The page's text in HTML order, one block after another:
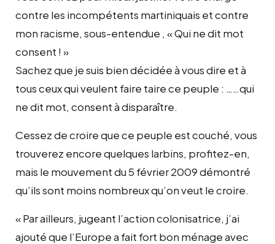
contre les incompétents martiniquais et contre
mon racisme, sous-entendue , « Qui ne dit mot
consent ! »
Sachez que je suis bien décidée à vous dire et à
tous ceux qui veulent faire taire ce peuple : ……qui
ne dit mot, consent à disparaître.
Cessez de croire que ce peuple est couché, vous
trouverez encore quelques larbins, profitez-en,
mais le mouvement du 5 février 2009 démontré
qu’ils sont moins nombreux qu’on veut le croire.
« Par ailleurs, jugeant l’action colonisatrice, j’ai
ajouté que l’Europe a fait fort bon ménage avec